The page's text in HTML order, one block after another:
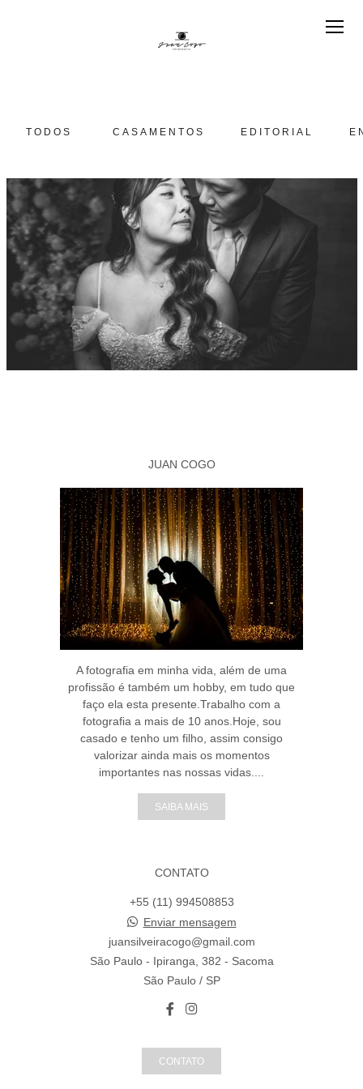
TODOS CASAMENTOS EDITORIAL
JUAN COGO
A fotografia em minha vida, além de uma
profissão é também um hobby, em tudo que
faço ela esta presente.Trabalho com a
fotografia a mais de 10 anos.Hoje, sou
casado e tenho um filho, assim consigo
valorizar ainda mais os momentos
importantes nas nossas vidas....
SAIBA MAIS
CONTATO
+55 (11) 994508853
Enviar mensagem
juansilveiracogo@gmail.com
São Paulo - Ipiranga, 382 - Sacoma
São Paulo / SP
CONTATO